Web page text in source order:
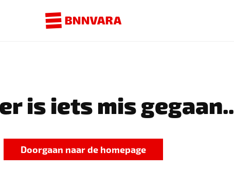
is iets mis gegaan..
Doorgaan naar de homepage